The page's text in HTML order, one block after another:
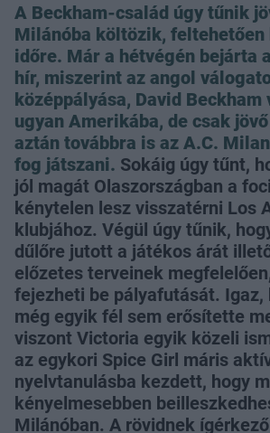
A Beckham-család úgy tűnik
Milánóba költözik, feltehetően
időre. Már a hétvégén bejárta
hír, miszerint az angol
középpályása, David Beckham
ugyan Amerikába, de csak
aztán továbbra is az A.C.
fog játszani. Sokáig úgy tűnt,
jól magát Olaszországban a
kénytelen lesz visszatérni Los
klubjához. Végül úgy tűnik,
dűlőre jutott a játékos árát
előzetes terveinek
fejezheti be pályafutását. Igaz,
még egyik fél sem erősítette
viszont Victoria egyik közeli
az egykori Spice Girl máris
nyelvtanulásba kezdett, hogy
kényelmesebben
Milánóban. A rövidnek